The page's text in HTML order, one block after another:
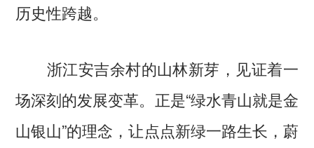
历史性跨越。
浙江安吉余村的山林新芽，见证着一
场深刻的发展变革。正是“绿水青山就是金
山银山”的理念，让点点新绿一路生长，蔚